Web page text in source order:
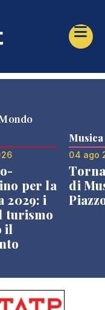
per la
2029: i
turismo
il
Musica
04 ago
di